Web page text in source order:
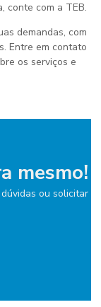
conte com a TEB.
demandas, com
Entre em contato
os serviços e
mesmo!
ou solicitar